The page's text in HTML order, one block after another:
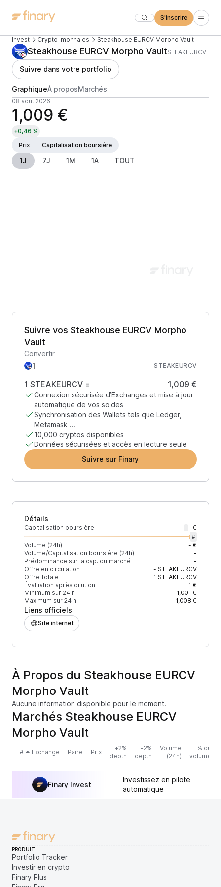
S'inscrire
Invest Crypto-monnaies Steakhouse EURCV Morpho Vault
Steakhouse EURCV Morpho VaultSTEAKEURCV
Suivre dans votre portfolio
GraphiqueÀ proposMarchés
08 août 2026
1,009 €
+0,46 %
Prix
Capitalisation boursière
1J 7J 1M 1A TOUT
Suivre vos Steakhouse EURCV Morpho
Vault
Convertir
STEAKEURCV
1 STEAKEURCV = 1,009 €
Connexion sécurisée d’Exchanges et mise à jour
automatique de vos soldes
Synchronisation des Wallets tels que Ledger,
Metamask ...
10,000 cryptos disponibles
Données sécurisées et accès en lecture seule
Suivre sur Finary
Détails
Capitalisation boursière - - €
#
Volume (24h)
- €
Volume/Capitalisation boursière (24h)
-
Prédominance sur la cap. du marché
-
Offre en circulation
- STEAKEURCV
Offre Totale
1 STEAKEURCV
Évaluation après dilution
1 €
Minimum sur 24 h
1,001 €
Maximum sur 24 h
1,008 €
Liens officiels
Site internet
À Propos du Steakhouse EURCV
Morpho Vault
Aucune information disponible pour le moment.
Marchés Steakhouse EURCV
Morpho Vault
# Exchange Paire Prix
+2%
depth
-2%
depth
Volume
(24h)
% du
volume
Finary Invest
Investissez en pilote
automatique
PRODUIT
Portfolio Tracker
Investir en crypto
Finary Plus